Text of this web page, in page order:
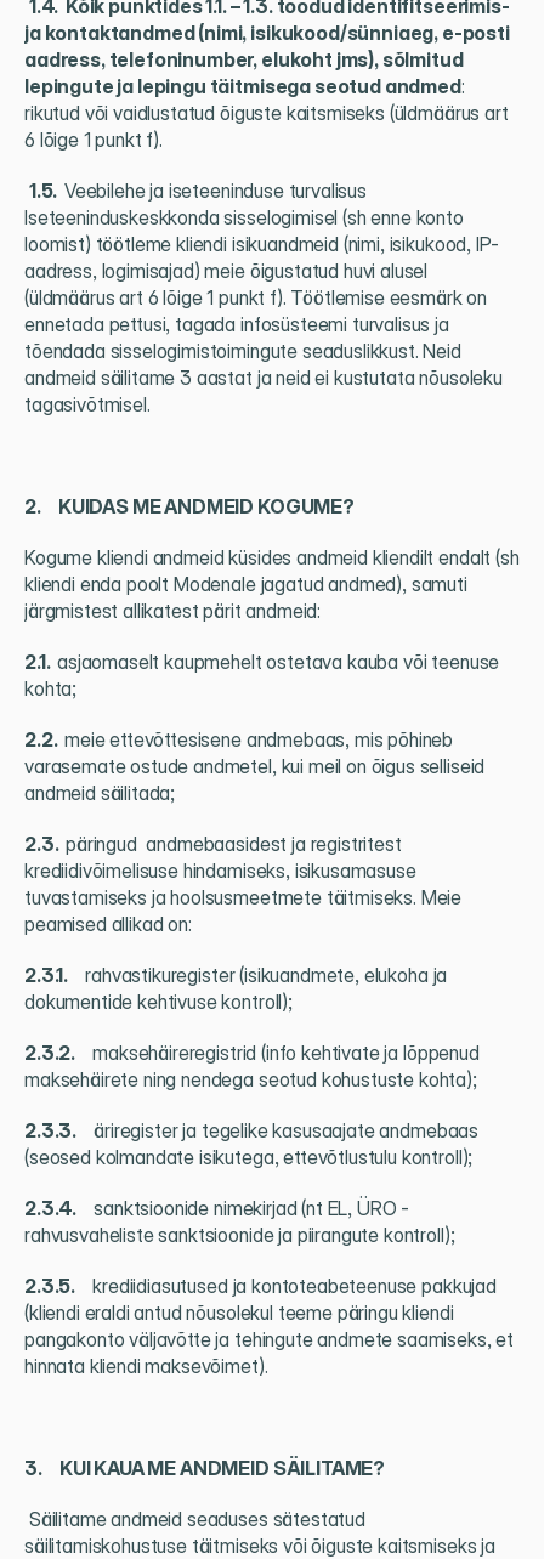
1.4.  Kõik punktides 1.1. – 1.3. toodud identifitseerimis-
ja kontaktandmed (nimi, isikukood/sünniaeg, e-posti
aadress, telefoninumber, elukoht jms), sõlmitud
lepingute ja lepingu täitmisega seotud andmed:
rikutud või vaidlustatud õiguste kaitsmiseks (üldmäärus art
6 lõige 1 punkt f).
1.5. Veebilehe ja iseteeninduse turvalisus
Iseteeninduskeskkonda sisselogimisel (sh enne konto
loomist) töötleme kliendi isikuandmeid (nimi, isikukood, IP-
aadress, logimisajad) meie õigustatud huvi alusel
(üldmäärus art 6 lõige 1 punkt f). Töötlemise eesmärk on
ennetada pettusi, tagada infosüsteemi turvalisus ja
tõendada sisselogimistoimingute seaduslikkust. Neid
andmeid säilitame 3 aastat ja neid ei kustutata nõusoleku
tagasivõtmisel.
2.     KUIDAS ME ANDMEID KOGUME?
Kogume kliendi andmeid küsides andmeid kliendilt endalt (sh
kliendi enda poolt Modenale jagatud andmed), samuti
järgmistest allikatest pärit andmeid:
2.1. asjaomaselt kaupmehelt ostetava kauba või teenuse
kohta;
2.2. meie ettevõttesisene andmebaas, mis põhineb
varasemate ostude andmetel, kui meil on õigus selliseid
andmeid säilitada;
2.3. päringud  andmebaasidest ja registritest
krediidivõimelisuse hindamiseks, isikusamasuse
tuvastamiseks ja hoolsusmeetmete täitmiseks. Meie
peamised allikad on:
2.3.1. rahvastikuregister (isikuandmete, elukoha ja
dokumentide kehtivuse kontroll);
2.3.2. maksehäireregistrid (info kehtivate ja lõppenud
maksehäirete ning nendega seotud kohustuste kohta);
2.3.3. äriregister ja tegelike kasusaajate andmebaas
(seosed kolmandate isikutega, ettevõtlustulu kontroll);
2.3.4. sanktsioonide nimekirjad (nt EL, ÜRO -
rahvusvaheliste sanktsioonide ja piirangute kontroll);
2.3.5. krediidiasutused ja kontoteabeteenuse pakkujad
(kliendi eraldi antud nõusolekul teeme päringu kliendi
pangakonto väljavõtte ja tehingute andmete saamiseks, et
hinnata kliendi maksevõimet).
3.     KUI KAUA ME ANDMEID SÄILITAME?
Säilitame andmeid seaduses sätestatud
säilitamiskohustuse täitmiseks või õiguste kaitsmiseks ja